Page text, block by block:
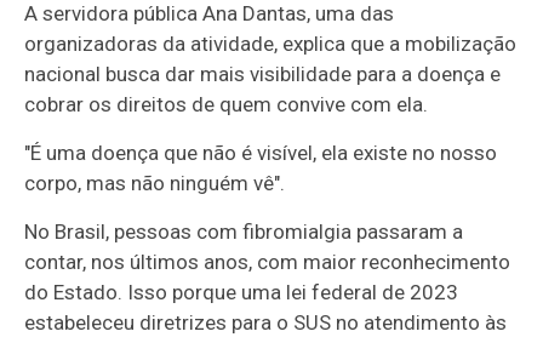
A servidora pública Ana Dantas, uma das
organizadoras da atividade, explica que a mobilização
nacional busca dar mais visibilidade para a doença e
cobrar os direitos de quem convive com ela.
"É uma doença que não é visível, ela existe no nosso
corpo, mas não ninguém vê".
No Brasil, pessoas com fibromialgia passaram a
contar, nos últimos anos, com maior reconhecimento
do Estado. Isso porque uma lei federal de 2023
estabeleceu diretrizes para o SUS no atendimento às